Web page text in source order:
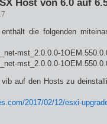
Host von 6.0 auf
die folgenden
mst_2.0.0.0-
mst_2.0.0.0-
auf den Hosts zu
2017/02/12/esxi-